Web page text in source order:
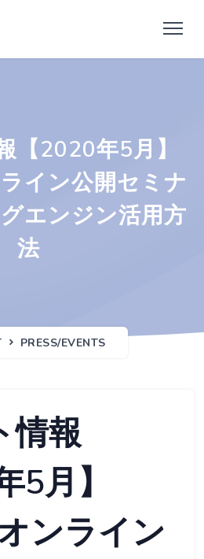
【2020年5月】
イン公開セミナ
エンジン活用方
法
PRESS/EVENTS
情報
5月】
ンライン